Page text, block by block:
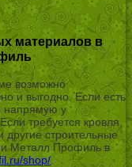
материалов в
возможно
и выгодно. Если есть
напрямую у
требуется кровля,
другие строительные
Металл Профиль в
shop/